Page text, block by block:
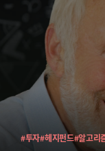
#투자#헤지펀드#알고리